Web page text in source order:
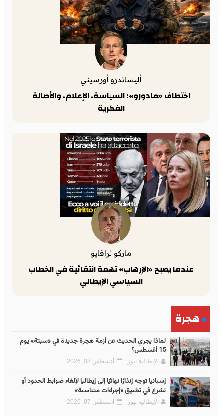
أليساندرو أورسيني
اختطاف «مادورو»: السياسة، الإعلام، والأصالة
الفكرية
ماركو ترافايو
عندما يصبح «الإرهاب» تهمة انتقائية في الخطاب
السياسي الإيطالي
هجرة
لماذا يجري الحديث عن أزمة هجرة جديدة في «سبتة» يوم
15 أغسطس؟
الإيطالية نيوز أغسطس 08, 2026
إسبانيا توجه إنذارًا نهائيًا إلى إيطاليا لإلغاء ضوابط الحدود أو
تشرع في تطبيق «إجراءات متناسبة»
الإيطالية نيوز أغسطس 07, 2026